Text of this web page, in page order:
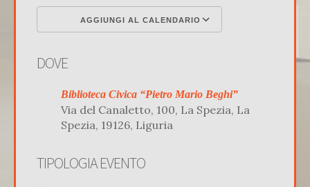
AGGIUNGI AL CALENDARIO
DOVE
Biblioteca Civica “Pietro Mario Beghi”
Via del Canaletto, 100, La Spezia, La
Spezia, 19126, Liguria
TIPOLOGIA EVENTO